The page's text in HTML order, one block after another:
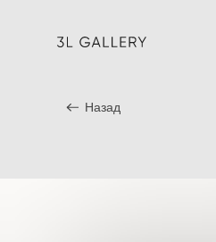
Назад